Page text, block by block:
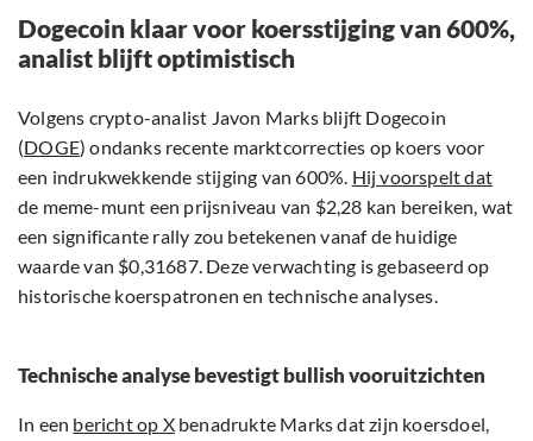
Dogecoin klaar voor koersstijging van 600%,
analist blijft optimistisch
Volgens crypto-analist Javon Marks blijft Dogecoin
(DOGE) ondanks recente marktcorrecties op koers voor
een indrukwekkende stijging van 600%. Hij voorspelt dat
de meme-munt een prijsniveau van $2,28 kan bereiken, wat
een significante rally zou betekenen vanaf de huidige
waarde van $0,31687. Deze verwachting is gebaseerd op
historische koerspatronen en technische analyses.
Technische analyse bevestigt bullish vooruitzichten
In een bericht op Xbenadrukte Marks dat zijn koersdoel,